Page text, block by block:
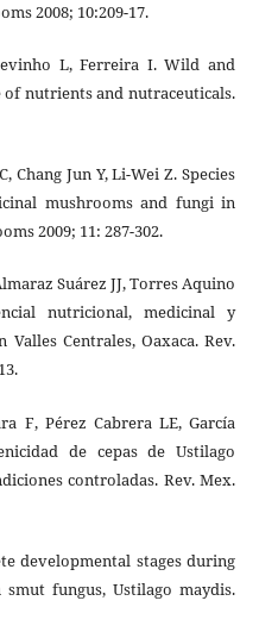
2008; 10:209-17.
L, Ferreira I. Wild and
nutrients and nutraceuticals.
Chang Jun Y, Li-Wei Z. Species
mushrooms and fungi in
2009; 11: 287-302.
Suárez JJ, Torres Aquino
nutricional, medicinal y
Centrales, Oaxaca. Rev.
F, Pérez Cabrera LE, García
de cepas de Ustilago
controladas. Rev. Mex.
developmental stages during
fungus, Ustilago maydis.